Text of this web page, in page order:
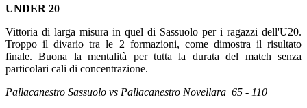
UNDER 20
Vittoria di larga misura in quel di Sassuolo per i ragazzi dell'U20.
Troppo il divario tra le 2 formazioni, come dimostra il risultato
finale. Buona la mentalità per tutta la durata del match senza
particolari cali di concentrazione.
Pallacanestro Sassuolo vs Pallacanestro Novellara 65 - 110